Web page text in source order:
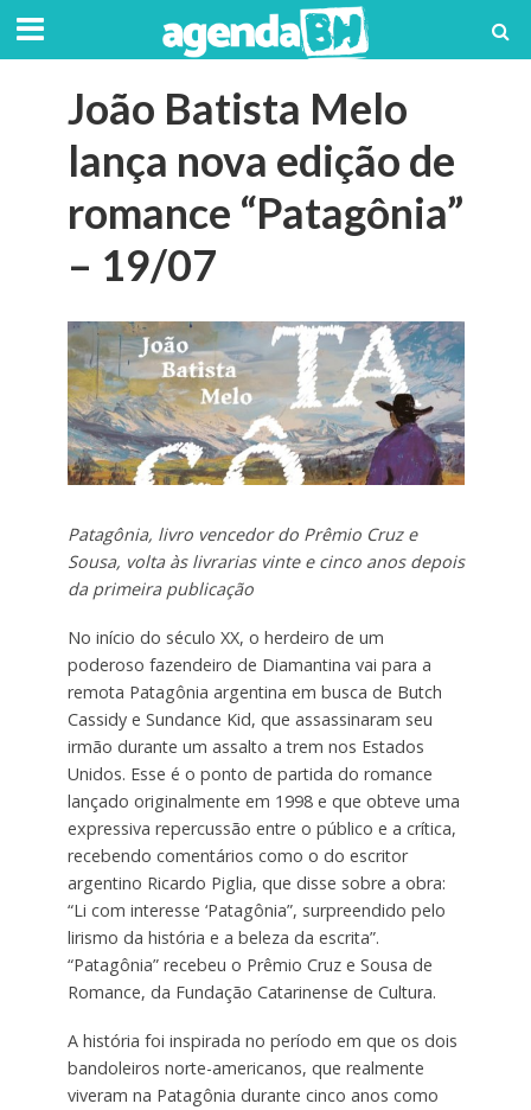
João Batista Melo
lança nova edição de
romance “Patagônia”
– 19/07
Patagônia, livro vencedor do Prêmio Cruz e
Sousa, volta às livrarias vinte e cinco anos depois
da primeira publicação
No início do século XX, o herdeiro de um
poderoso fazendeiro de Diamantina vai para a
remota Patagônia argentina em busca de Butch
Cassidy e Sundance Kid, que assassinaram seu
irmão durante um assalto a trem nos Estados
Unidos. Esse é o ponto de partida do romance
lançado originalmente em 1998 e que obteve uma
expressiva repercussão entre o público e a crítica,
recebendo comentários como o do escritor
argentino Ricardo Piglia, que disse sobre a obra:
“Li com interesse ‘Patagônia”, surpreendido pelo
lirismo da história e a beleza da escrita”.
“Patagônia” recebeu o Prêmio Cruz e Sousa de
Romance, da Fundação Catarinense de Cultura.
A história foi inspirada no período em que os dois
bandoleiros norte-americanos, que realmente
viveram na Patagônia durante cinco anos como